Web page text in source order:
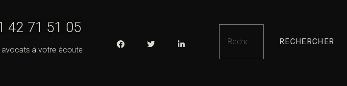
42 71 51 05
avocats à votre écoute
RECHERCHER